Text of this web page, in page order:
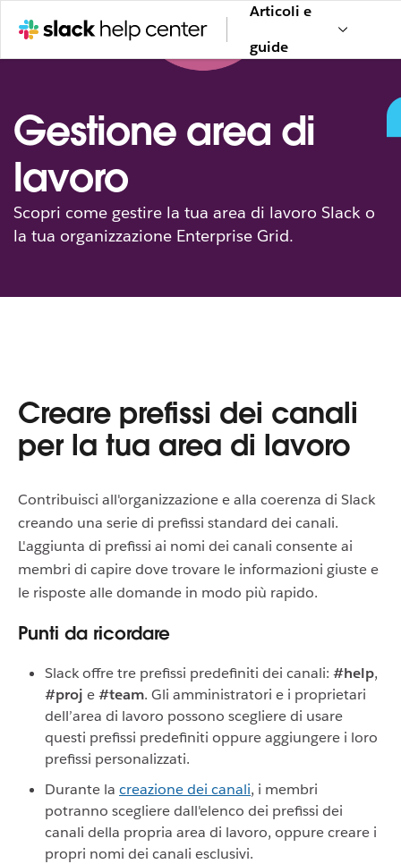
Articoli e
guide
Gestione area di
lavoro
Scopri come gestire la tua area di lavoro Slack o
la tua organizzazione Enterprise Grid.
Creare prefissi dei canali
per la tua area di lavoro
Contribuisci all'organizzazione e alla coerenza di Slack
creando una serie di prefissi standard dei canali.
L'aggiunta di prefissi ai nomi dei canali consente ai
membri di capire dove trovare le informazioni giuste e
le risposte alle domande in modo più rapido.
Punti da ricordare
Slack offre tre prefissi predefiniti dei canali: #help,
#proj e#team. Gli amministratori e i proprietari
dell’area di lavoro possono scegliere di usare
questi prefissi predefiniti oppure aggiungere i loro
prefissi personalizzati.
Durante la creazione dei canali, i membri
potranno scegliere dall'elenco dei prefissi dei
canali della propria area di lavoro, oppure creare i
propri nomi dei canali esclusivi.